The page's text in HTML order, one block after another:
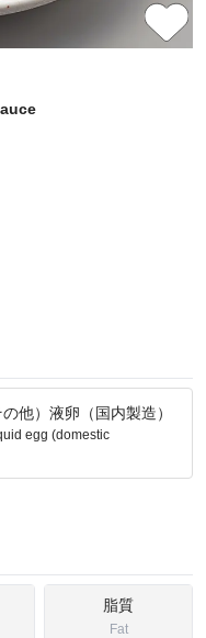
他）液卵（国内製造）
egg (domestic
脂質
Fat